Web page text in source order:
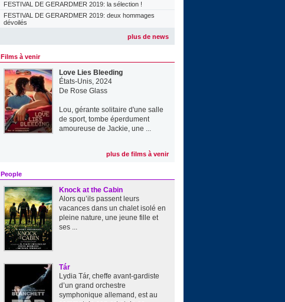
FESTIVAL DE GERARDMER 2019: la sélection !
FESTIVAL DE GERARDMER 2019: deux hommages
dévoilés
plus de news
Films à venir
Love Lies Bleeding
États-Unis, 2024
De Rose Glass
Lou, gérante solitaire d'une salle
de sport, tombe éperdument
amoureuse de Jackie, une ...
plus de films à venir
People
Knock at the Cabin
Alors qu’ils passent leurs
vacances dans un chalet isolé en
pleine nature, une jeune fille et
ses ...
Tár
Lydia Tár, cheffe avant-gardiste
d’un grand orchestre
symphonique allemand, est au